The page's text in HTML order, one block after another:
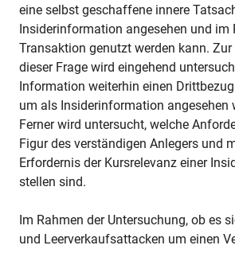
eine selbst geschaffene innere
Insiderinformation angesehen und im
Transaktion genutzt werden kann.
dieser Frage wird eingehend
Information weiterhin einen
um als Insiderinformation angesehen
Ferner wird untersucht, welche
Figur des verständigen Anlegers und
Erfordernis der Kursrelevanz einer
stellen sind.
Im Rahmen der Untersuchung, ob es
und Leerverkaufsattacken um einen